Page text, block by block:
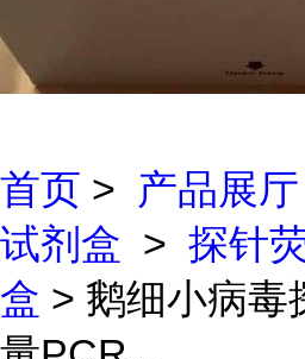
首页 > 产品展厅
试剂盒 > 探针
盒 > 鹅细小病毒